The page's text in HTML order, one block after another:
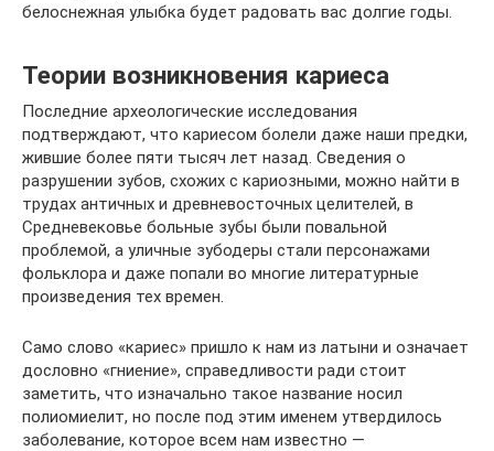
белоснежная улыбка будет радовать вас долгие годы.
Теории возникновения кариеса
Последние археологические исследования
подтверждают, что кариесом болели даже наши предки,
жившие более пяти тысяч лет назад. Сведения о
разрушении зубов, схожих с кариозными, можно найти в
трудах античных и древневосточных целителей, в
Средневековье больные зубы были повальной
проблемой, а уличные зубодеры стали персонажами
фольклора и даже попали во многие литературные
произведения тех времен.
Само слово «кариес» пришло к нам из латыни и означает
дословно «гниение», справедливости ради стоит
заметить, что изначально такое название носил
полиомиелит, но после под этим именем утвердилось
заболевание, которое всем нам известно —